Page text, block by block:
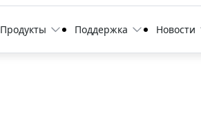
Продукты Поддержка Новости